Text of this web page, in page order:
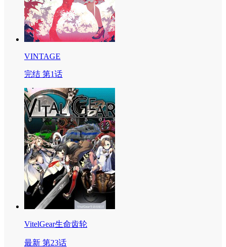
VINTAGE
完结 第1话
VitelGear生命齿轮
最新 第23话